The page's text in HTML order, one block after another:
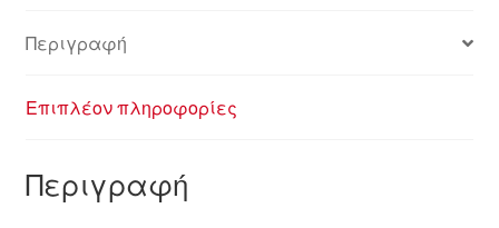
Περιγραφή
Επιπλέον πληροφορίες
Περιγραφή